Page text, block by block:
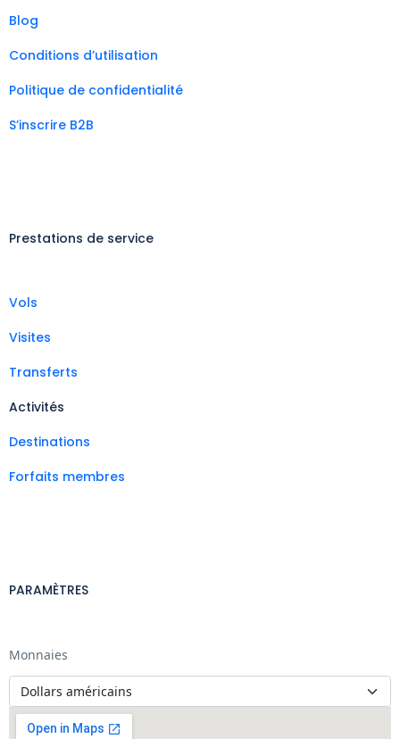
Blog
Conditions d’utilisation
Politique de confidentialité
S’inscrire B2B
Prestations de service
Vols
Visites
Transferts
Activités
Destinations
Forfaits membres
PARAMÈTRES
Monnaies